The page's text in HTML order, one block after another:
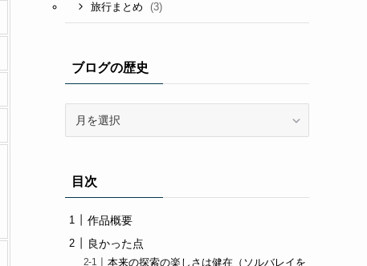
旅行まとめ (3)
ブログの歴史
歴
史
目次
作品概要
良かった点
本来の探索の楽しさは健在（ソルバレイを